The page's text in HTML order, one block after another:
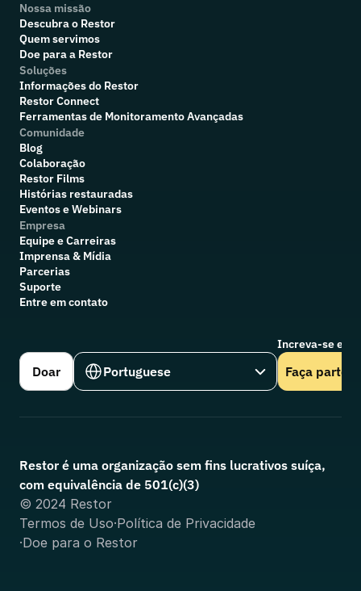
Nossa missão
Descubra o Restor
Quem servimos
Doe para a Restor
Soluções
Informações do Restor
Restor Connect
Ferramentas de Monitoramento Avançadas
Comunidade
Blog
Colaboração
Restor Films
Histórias restauradas
Eventos e Webinars
Empresa
Equipe e Carreiras
Imprensa & Mídia
Parcerias
Suporte
Entre em contato
Doar
Select Language
Portuguese
Increva-se em
Faça parte
Restor é uma organização sem fins lucrativos suíça,
com equivalência de 501(c)(3)
© 2024 Restor
Termos de Uso·Política de Privacidade
·Doe para o Restor